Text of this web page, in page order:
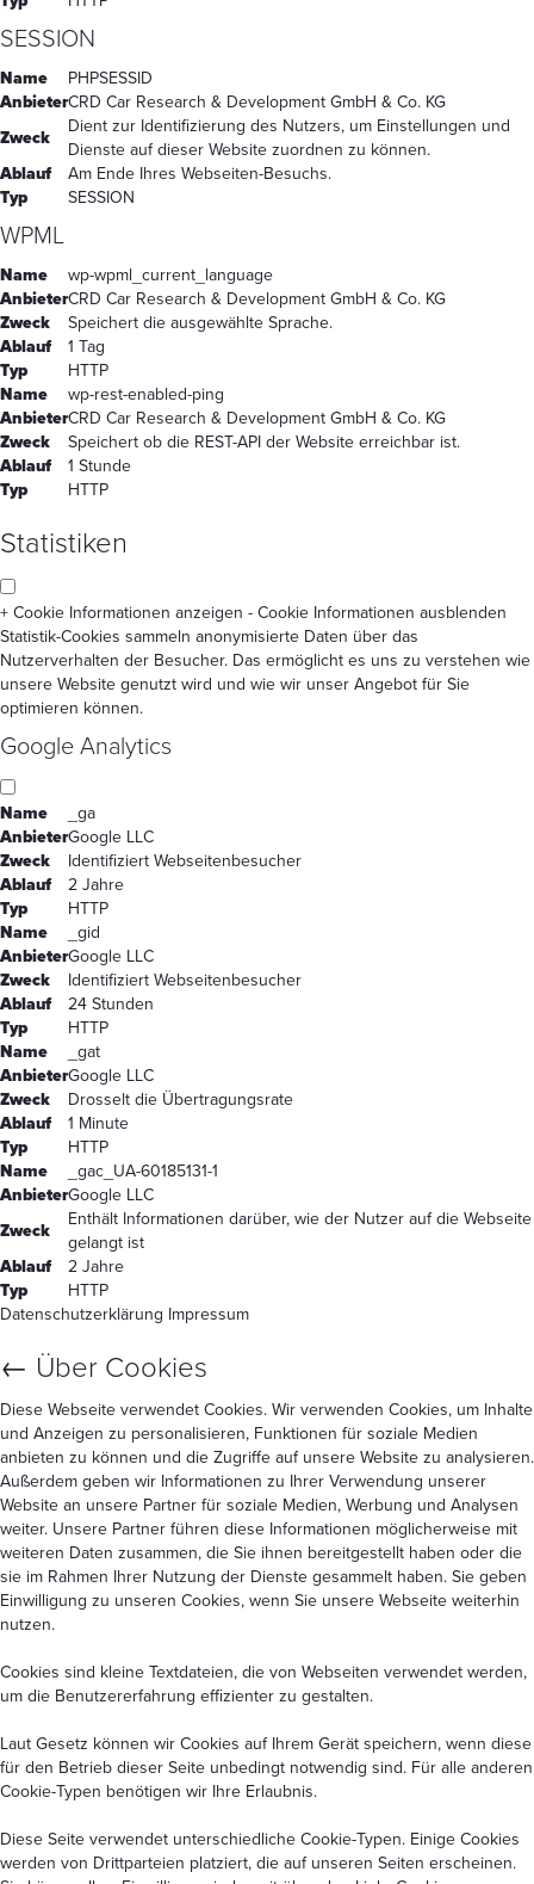
SESSION
Name
PHPSESSID
AnbieterCRD Car Research & Development GmbH & Co. KG
Zweck
Dient zur Identifizierung des Nutzers, um Einstellungen und
Dienste auf dieser Website zuordnen zu können.
Ablauf
Am Ende Ihres Webseiten-Besuchs.
Typ
SESSION
WPML
Name
wp-wpml_current_language
AnbieterCRD Car Research & Development GmbH & Co. KG
Zweck
Speichert die ausgewählte Sprache.
Ablauf
1 Tag
Typ
HTTP
Name
wp-rest-enabled-ping
AnbieterCRD Car Research & Development GmbH & Co. KG
Zweck
Speichert ob die REST-API der Website erreichbar ist.
Ablauf
1 Stunde
Typ
HTTP
Statistiken
+ Cookie Informationen anzeigen - Cookie Informationen ausblenden
Statistik-Cookies sammeln anonymisierte Daten über das
Nutzerverhalten der Besucher. Das ermöglicht es uns zu verstehen wie
unsere Website genutzt wird und wie wir unser Angebot für Sie
optimieren können.
Google Analytics
Name
_ga
AnbieterGoogle LLC
Zweck
Identifiziert Webseitenbesucher
Ablauf
2 Jahre
Typ
HTTP
Name
_gid
AnbieterGoogle LLC
Zweck
Identifiziert Webseitenbesucher
Ablauf
24 Stunden
Typ
HTTP
Name
_gat
AnbieterGoogle LLC
Zweck
Drosselt die Übertragungsrate
Ablauf
1 Minute
Typ
HTTP
Name
_gac_UA-60185131-1
AnbieterGoogle LLC
Zweck
Enthält Informationen darüber, wie der Nutzer auf die Webseite
gelangt ist
Ablauf
2 Jahre
Typ
HTTP
Datenschutzerklärung Impressum
← Über Cookies
Diese Webseite verwendet Cookies. Wir verwenden Cookies, um Inhalte
und Anzeigen zu personalisieren, Funktionen für soziale Medien
anbieten zu können und die Zugriffe auf unsere Website zu analysieren.
Außerdem geben wir Informationen zu Ihrer Verwendung unserer
Website an unsere Partner für soziale Medien, Werbung und Analysen
weiter. Unsere Partner führen diese Informationen möglicherweise mit
weiteren Daten zusammen, die Sie ihnen bereitgestellt haben oder die
sie im Rahmen Ihrer Nutzung der Dienste gesammelt haben. Sie geben
Einwilligung zu unseren Cookies, wenn Sie unsere Webseite weiterhin
nutzen.
Cookies sind kleine Textdateien, die von Webseiten verwendet werden,
um die Benutzererfahrung effizienter zu gestalten.
Laut Gesetz können wir Cookies auf Ihrem Gerät speichern, wenn diese
für den Betrieb dieser Seite unbedingt notwendig sind. Für alle anderen
Cookie-Typen benötigen wir Ihre Erlaubnis.
Diese Seite verwendet unterschiedliche Cookie-Typen. Einige Cookies
werden von Drittparteien platziert, die auf unseren Seiten erscheinen.